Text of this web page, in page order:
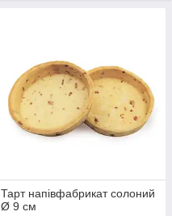
Тарт напівфабрикат солоний
Ø 9 см